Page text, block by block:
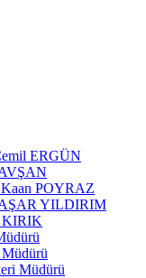
ERGÜN
POYRAZ
YILDIRIM
KIRIK
Müdürü
Müdürü